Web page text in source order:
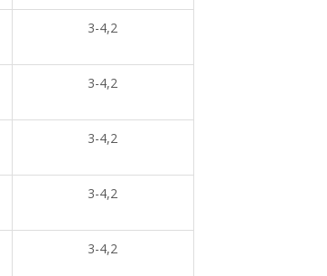
3-4,2
3-4,2
3-4,2
3-4,2
3-4,2